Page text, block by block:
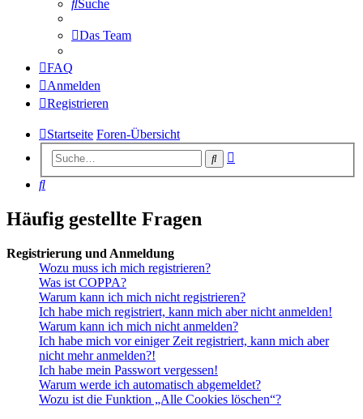
Suche
Das Team
FAQ
Anmelden
Registrieren
Startseite Foren-Übersicht
Suche
Suche
Häufig gestellte Fragen
Registrierung und Anmeldung
Wozu muss ich mich registrieren?
Was ist COPPA?
Warum kann ich mich nicht registrieren?
Ich habe mich registriert, kann mich aber nicht anmelden!
Warum kann ich mich nicht anmelden?
Ich habe mich vor einiger Zeit registriert, kann mich aber
nicht mehr anmelden?!
Ich habe mein Passwort vergessen!
Warum werde ich automatisch abgemeldet?
Wozu ist die Funktion „Alle Cookies löschen“?